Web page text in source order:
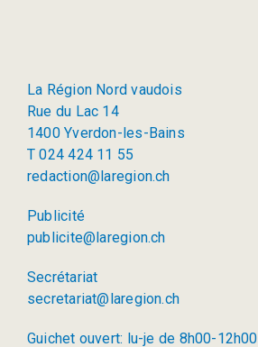
La Région Nord vaudois
Rue du Lac 14
1400 Yverdon-les-Bains
T 024 424 11 55
redaction@laregion.ch
Publicité
publicite@laregion.ch
Secrétariat
secretariat@laregion.ch
Guichet ouvert: lu-je de 8h00-12h00